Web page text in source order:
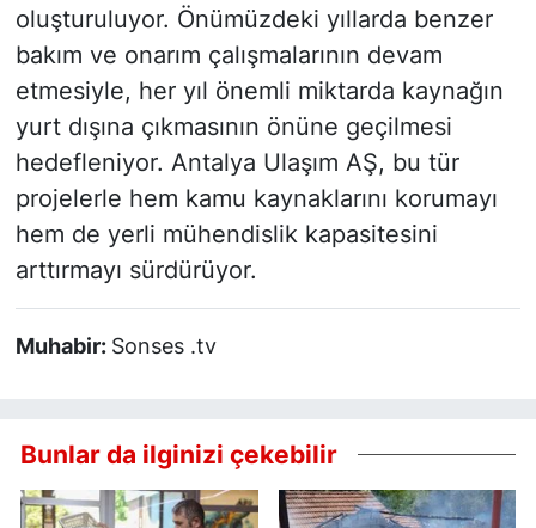
oluşturuluyor. Önümüzdeki yıllarda benzer
bakım ve onarım çalışmalarının devam
etmesiyle, her yıl önemli miktarda kaynağın
yurt dışına çıkmasının önüne geçilmesi
hedefleniyor. Antalya Ulaşım AŞ, bu tür
projelerle hem kamu kaynaklarını korumayı
hem de yerli mühendislik kapasitesini
arttırmayı sürdürüyor.
Muhabir: Sonses .tv
Bunlar da ilginizi çekebilir